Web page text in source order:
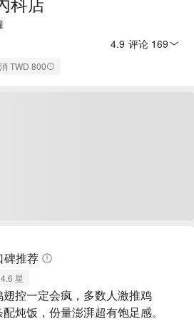
4.9 评论 169
TWD 800
推荐
星
翅控一定会疯，多数人激推鸡
炖饭，份量澎湃超有饱足感。